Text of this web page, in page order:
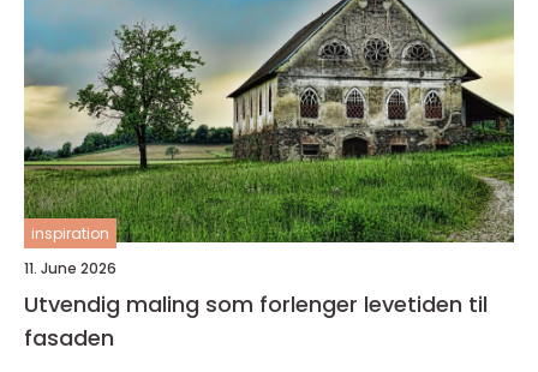
inspiration
11. June 2026
Utvendig maling som forlenger levetiden til
fasaden